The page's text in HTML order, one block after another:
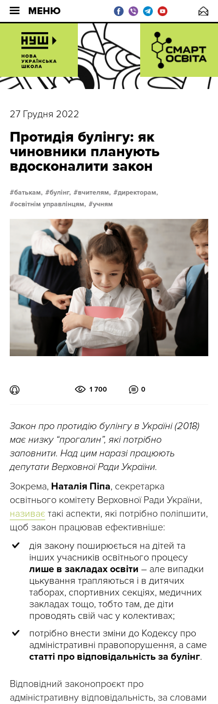
МЕНЮ
27 Грудня 2022
Протидія булінгу: як
чиновники планують
вдосконалити закон
батькам, булінг, вчителям,
директорам,
освітнім управлінцям,
учням
1 700 0
Закон про протидію булінгу в Україні (2018)
має низку “прогалин”, які потрібно
заповнити. Над цим наразі працюють
депутати Верховної Ради України.
Зокрема, Наталія Піпа, секретарка
освітнього комітету Верховної Ради України,
називає такі аспекти, які потрібно поліпшити,
щоб закон працював ефективніше:
дія закону поширюється на дітей та
інших учасників освітнього процесу
лише в закладах освіти – але випадки
цькування трапляються і в дитячих
таборах, спортивних секціях, медичних
закладах тощо, тобто там, де діти
проводять свій час у колективах;
потрібно внести зміни до Кодексу про
адміністративні правопорушення, а саме
статті про відповідальність за булінг.
Відповідний законопроєкт про
адміністративну відповідальність, за словами